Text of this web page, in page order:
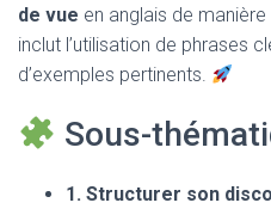
de vue en anglais de
inclut l’utilisation de phrases
d’exemples pertinents.
Sous-
1. Structurer son